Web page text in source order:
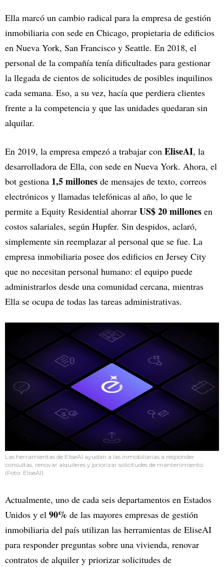
Ella marcó un cambio radical para la empresa de gestión
inmobiliaria con sede en Chicago, propietaria de edificios
en Nueva York, San Francisco y Seattle. En 2018, el
personal de la compañía tenía dificultades para gestionar
la llegada de cientos de solicitudes de posibles inquilinos
cada semana. Eso, a su vez, hacía que perdiera clientes
frente a la competencia y que las unidades quedaran sin
alquilar.
En 2019, la empresa empezó a trabajar con EliseAI, la
desarrolladora de Ella, con sede en Nueva York. Ahora, el
bot gestiona 1,5 millones de mensajes de texto, correos
electrónicos y llamadas telefónicas al año, lo que le
permite a Equity Residential ahorrar US$ 20 millones en
costos salariales, según Hupfer. Sin despidos, aclaró,
simplemente sin reemplazar al personal que se fue. La
empresa inmobiliaria posee dos edificios en Jersey City
que no necesitan personal humano: el equipo puede
administrarlos desde una comunidad cercana, mientras
Ella se ocupa de todas las tareas administrativas.
Las herramientas de EliseAI ayudan a las inmobiliarias a responder
consultas, renovar alquileres y priorizar solicitudes de mantenimiento.
(Foto: EliseAI)
Actualmente, uno de cada seis departamentos en Estados
Unidos y el 90% de las mayores empresas de gestión
inmobiliaria del país utilizan las herramientas de EliseAI
para responder preguntas sobre una vivienda, renovar
contratos de alquiler y priorizar solicitudes de